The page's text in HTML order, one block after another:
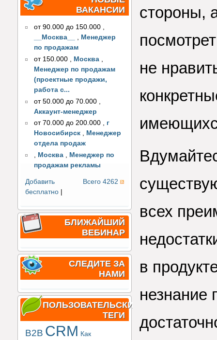
ВАКАНСИИ
от 90.000 до 150.000 ,
__Москва__
, Менеджер
по продажам
от 150.000
Москва
Менеджер по продажам
(проектные продажи,
работа с...
от 50.000 до 70.000
Аккаунт-менеджер
от 70.000 до 200.000 , г
Новосибирск , Менеджер
отдела продаж
, Москва , Менеджер по
продажам рекламы
Всего 4262
Добавить
бесплатно
БЛИЖАЙШИЙ
ВЕБИНАР
СЛЕДИТЕ ЗА
НАМИ
ПОЛЬЗОВАТЕЛЬСКИЕ
ТЕГИ
B2B CRM Как
стороны,
не
всех
в
незнание